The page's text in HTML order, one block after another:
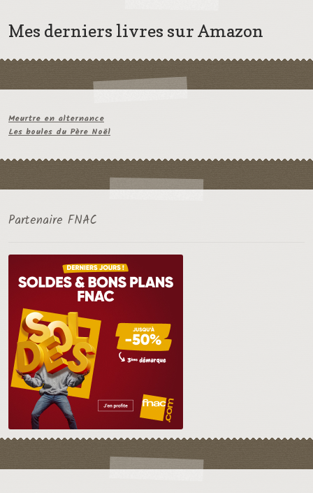
Mes derniers livres sur Amazon
Meurtre en alternance
Les boules du Père Noël
Partenaire FNAC